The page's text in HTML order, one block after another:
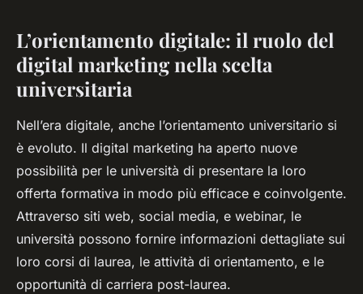
L’orientamento digitale: il ruolo del
digital marketing nella scelta
universitaria
Nell’era digitale, anche l’orientamento universitario si
è evoluto. Il digital marketing ha aperto nuove
possibilità per le università di presentare la loro
offerta formativa in modo più efficace e coinvolgente.
Attraverso siti web, social media, e webinar, le
università possono fornire informazioni dettagliate sui
loro corsi di laurea, le attività di orientamento, e le
opportunità di carriera post-laurea.